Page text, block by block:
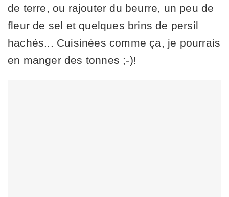
de terre, ou rajouter du beurre, un peu de
fleur de sel et quelques brins de persil
hachés... Cuisinées comme ça, je pourrais
en manger des tonnes ;-)!